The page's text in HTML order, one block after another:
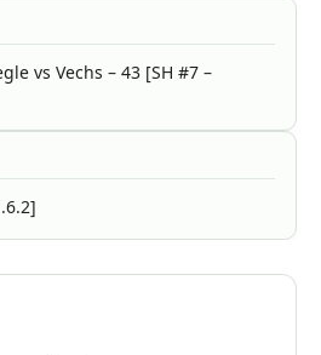
vs Vechs – 43 [SH #7 –